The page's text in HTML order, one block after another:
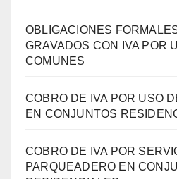
OBLIGACIONES
GRAVADOS CON IVA POR
COMUNES
COBRO DE IVA POR USO
EN CONJUNTOS
COBRO DE IVA POR
PARQUEADERO EN